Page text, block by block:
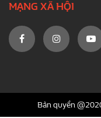
MẠNG XÃ HỘI
Bản quyền